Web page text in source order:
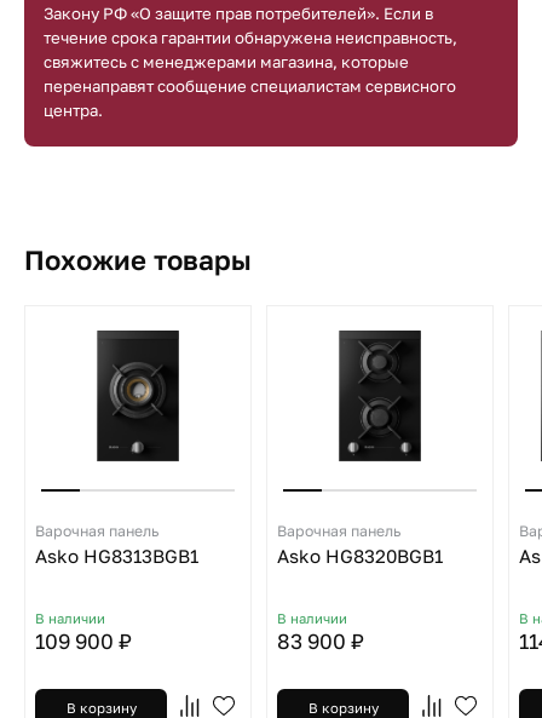
Закону РФ «О защите прав потребителей». Если в
течение срока гарантии обнаружена неисправность,
свяжитесь с менеджерами магазина, которые
перенаправят сообщение специалистам сервисного
центра.
Похожие товары
Варочная панель
Asko HG8313BGB1
В наличии
109 900 ₽
В корзину
Варочная панель
Asko HG8320BGB1
В наличии
83 900 ₽
В корзину
В